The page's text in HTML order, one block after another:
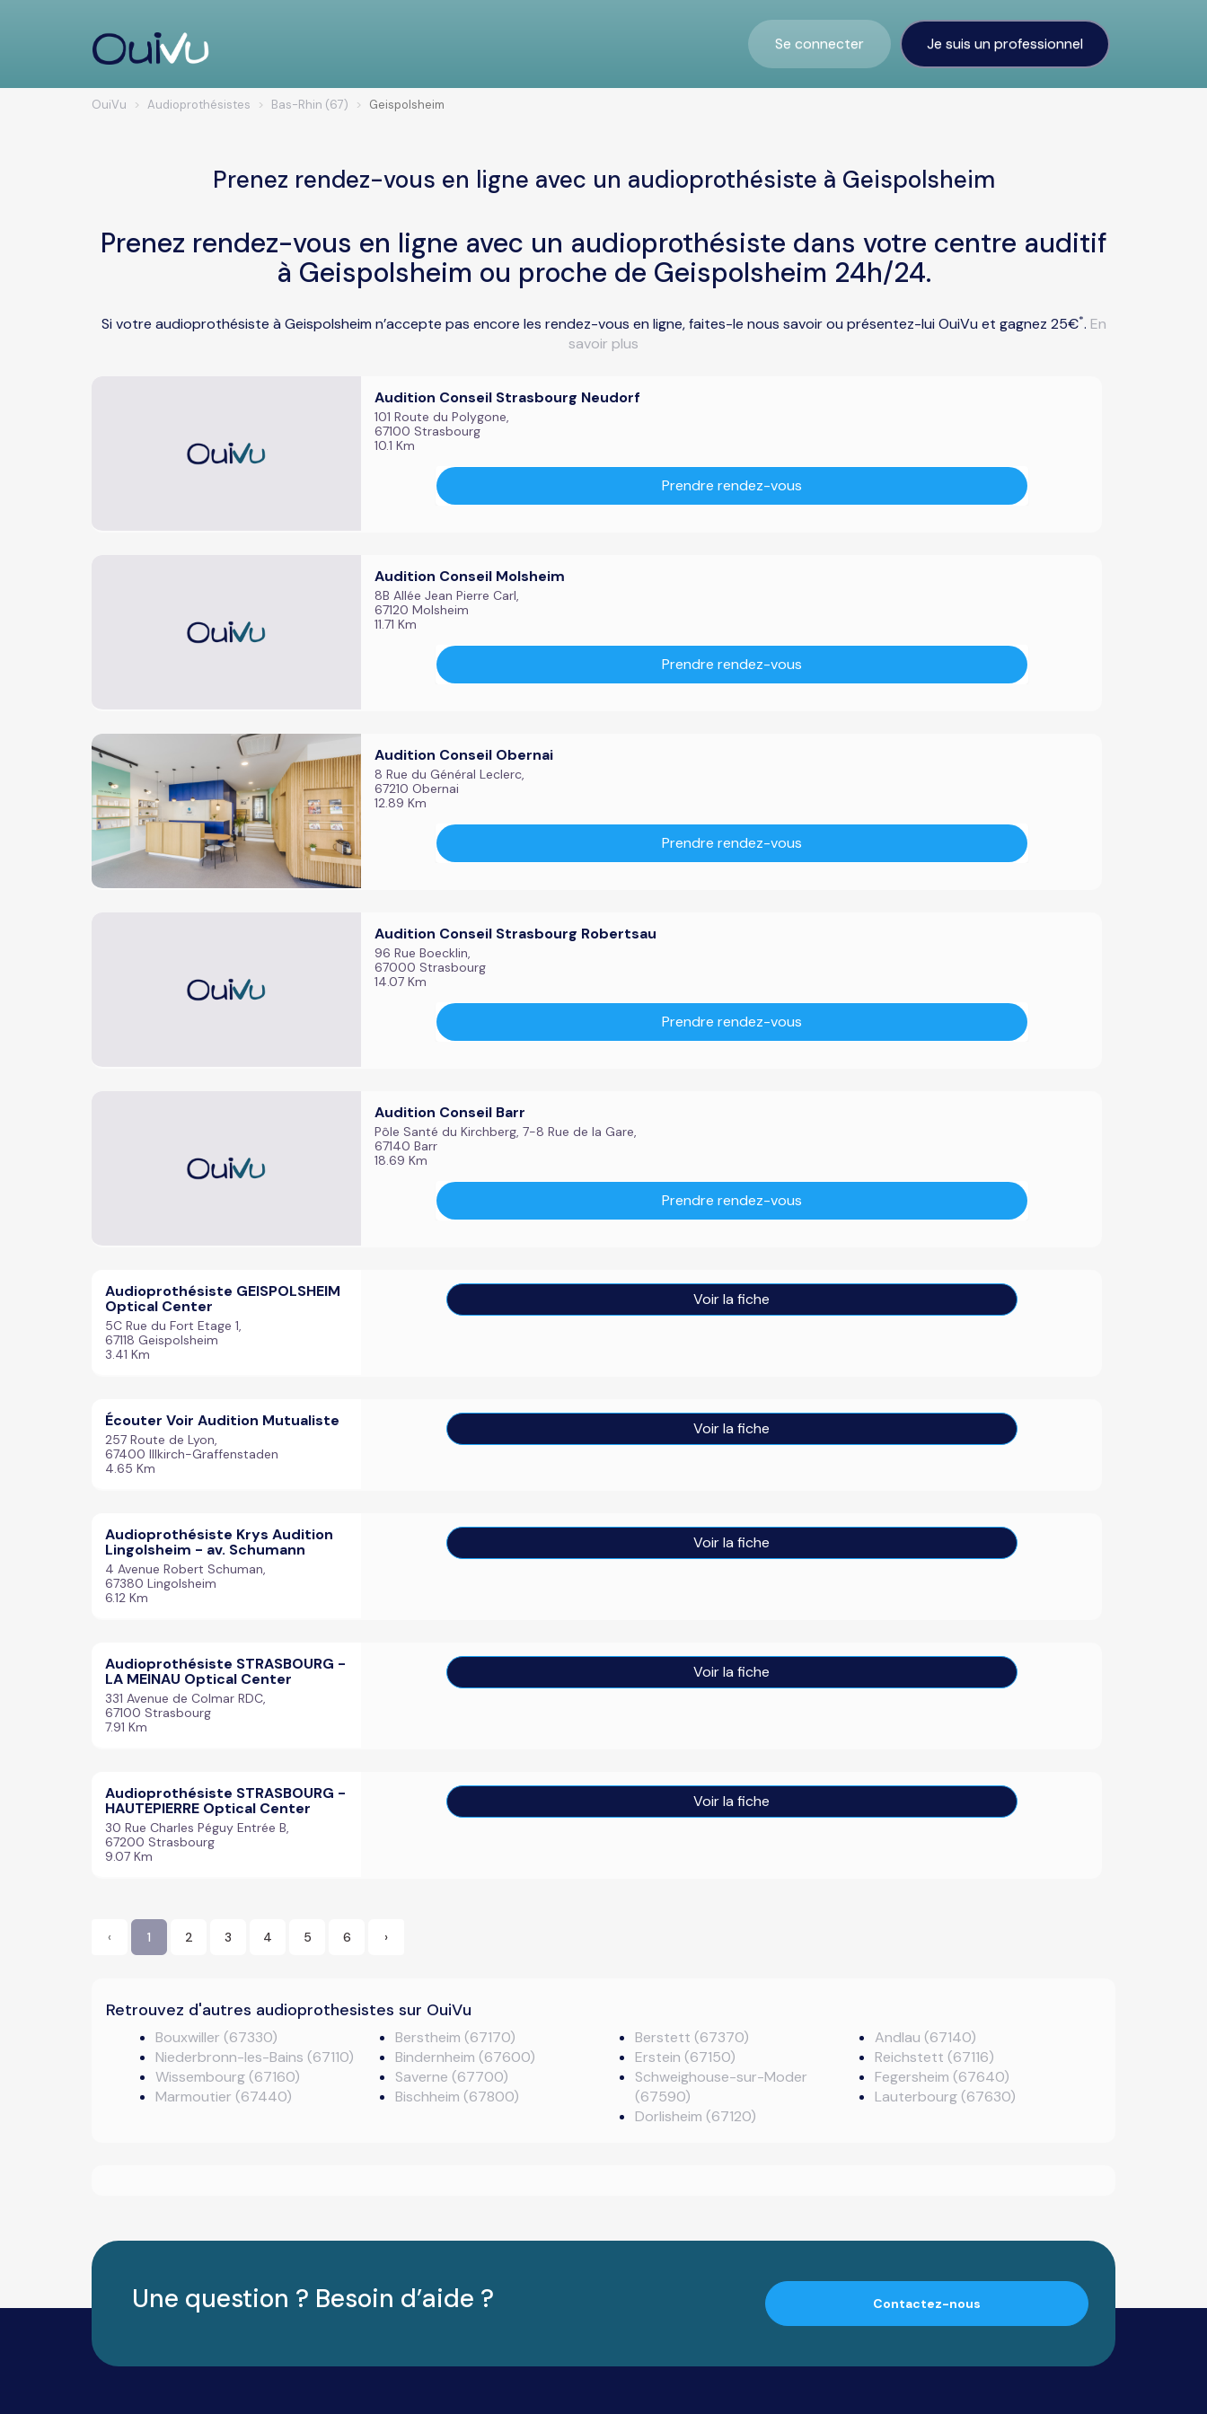
Se connecter Je suis un professionnel
OuiVu Audioprothésistes Bas-Rhin (67) Geispolsheim
Prenez rendez-vous en ligne avec un audioprothésiste à Geispolsheim
Prenez rendez-vous en ligne avec un audioprothésiste dans votre centre auditif
à Geispolsheim ou proche de Geispolsheim 24h/24.
Si votre audioprothésiste à Geispolsheim n’accepte pas encore les rendez-vous en ligne, faites-le nous savoir ou présentez-lui OuiVu et gagnez 25€*. En
savoir plus
Audition Conseil Strasbourg Neudorf
101 Route du Polygone,
67100 Strasbourg
10.1 Km
Prendre rendez-vous
Audition Conseil Molsheim
8B Allée Jean Pierre Carl,
67120 Molsheim
11.71 Km
Prendre rendez-vous
Audition Conseil Obernai
8 Rue du Général Leclerc,
67210 Obernai
12.89 Km
Prendre rendez-vous
Audition Conseil Strasbourg Robertsau
96 Rue Boecklin,
67000 Strasbourg
14.07 Km
Prendre rendez-vous
Audition Conseil Barr
Pôle Santé du Kirchberg, 7-8 Rue de la Gare,
67140 Barr
18.69 Km
Prendre rendez-vous
Audioprothésiste GEISPOLSHEIM
Optical Center
5C Rue du Fort Etage 1,
67118 Geispolsheim
3.41 Km
Voir la fiche
Écouter Voir Audition Mutualiste
257 Route de Lyon,
67400 Illkirch-Graffenstaden
4.65 Km
Voir la fiche
Audioprothésiste Krys Audition
Lingolsheim - av. Schumann
4 Avenue Robert Schuman,
67380 Lingolsheim
6.12 Km
Voir la fiche
Audioprothésiste STRASBOURG -
LA MEINAU Optical Center
331 Avenue de Colmar RDC,
67100 Strasbourg
7.91 Km
Voir la fiche
Audioprothésiste STRASBOURG -
HAUTEPIERRE Optical Center
30 Rue Charles Péguy Entrée B,
67200 Strasbourg
9.07 Km
Voir la fiche
‹ 1 2 3 4 5 6 ›
Retrouvez d'autres audioprothesistes sur OuiVu
Bouxwiller (67330)
Niederbronn-les-Bains (67110)
Wissembourg (67160)
Marmoutier (67440)
Berstheim (67170)
Bindernheim (67600)
Saverne (67700)
Bischheim (67800)
Berstett (67370)
Erstein (67150)
Schweighouse-sur-Moder
(67590)
Dorlisheim (67120)
Andlau (67140)
Reichstett (67116)
Fegersheim (67640)
Lauterbourg (67630)
Une question ? Besoin d’aide ? Contactez-nous